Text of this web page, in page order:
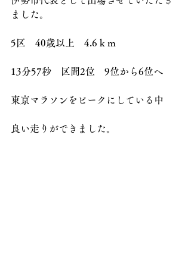
ました。
5区　40歳以上　4.6ｋｍ
13分57秒　区間2位　9位から6位へ
東京マラソンをピークにしている中
良い走りができました。